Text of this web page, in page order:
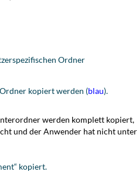
Ordner
kopiert werden (blau).
werden komplett kopiert,
und der Anwender hat nicht unter
kopiert.